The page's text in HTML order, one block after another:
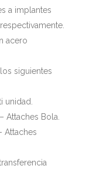
a implantes
acero
siguientes
unidad.
Attaches Bola.
Attaches